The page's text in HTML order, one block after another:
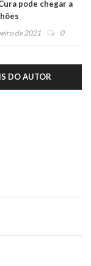
pode chegar a
de 2021 0
DO AUTOR